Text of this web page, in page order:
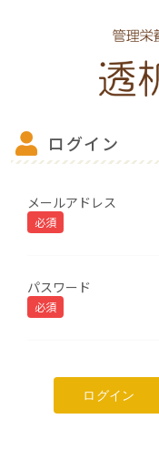
ログイン
メールアドレス
必須
パスワード
必須
ログイン